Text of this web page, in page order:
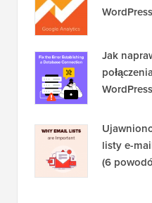
Jak
Jak
listy e-